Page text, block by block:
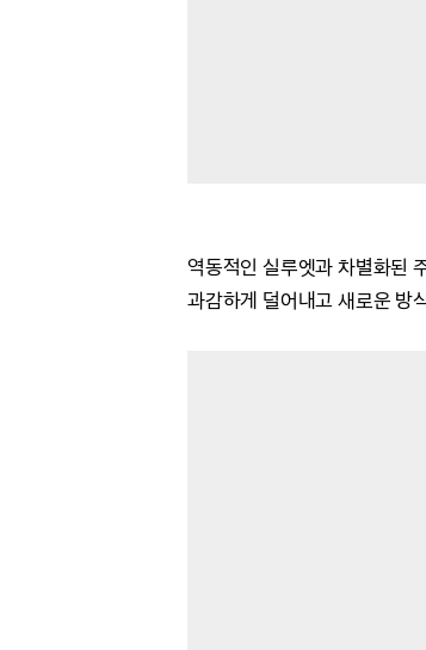
역동적인 실루엣과 차별화된
과감하게 덜어내고 새로운 방